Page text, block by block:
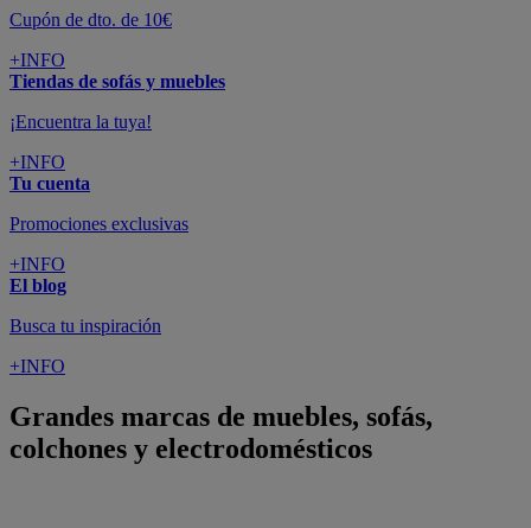
Cupón de dto. de 10€
+INFO
Tiendas de sofás y muebles
¡Encuentra la tuya!
+INFO
Tu cuenta
Promociones exclusivas
+INFO
El blog
Busca tu inspiración
+INFO
Grandes marcas de muebles, sofás,
colchones y electrodomésticos